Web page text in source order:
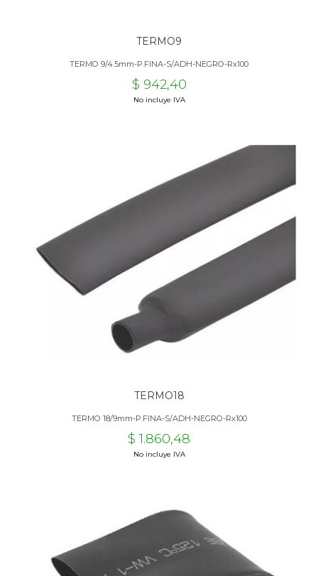
TERMO9
TERMO 9/4.5mm-P.FINA-S/ADH-NEGRO-Rx100
$ 942,40
No incluye IVA
TERMO18
TERMO 18/9mm-P.FINA-S/ADH-NEGRO-Rx100
$ 1.860,48
No incluye IVA